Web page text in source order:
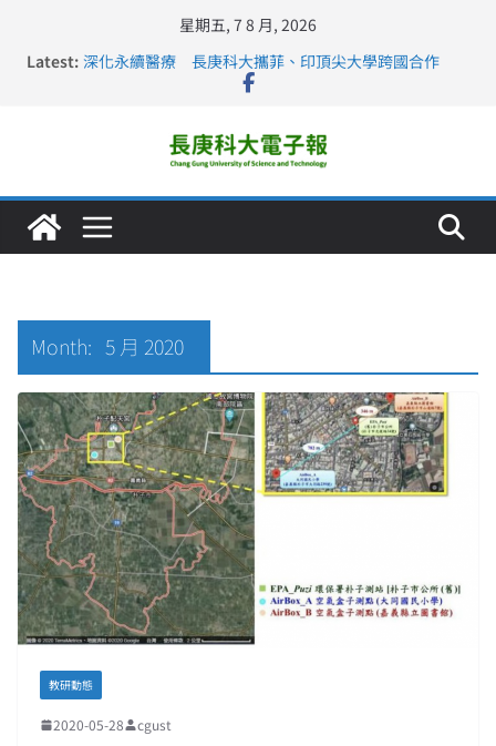
星期五, 7 8 月, 2026
Latest: 深化永續醫療 長庚科大攜菲、印頂尖大學跨國合作
長庚科大訪凱瑟醫療集團、美容學校收穫豐
仁德醫專與長庚科大締結策略聯盟 培育護理尖兵
長庚科大連四年穩居《遠見》醫學大學第5名 辦學實力再
Month: 5 月 2020
教研動態
2020-05-28 cgust